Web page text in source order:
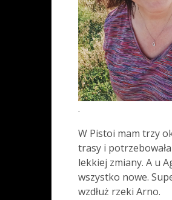
.
W Pistoi mam trzy
trasy i
lekkiej zmiany. A u
wszystko nowe.
wzdłuż rzeki Arno.